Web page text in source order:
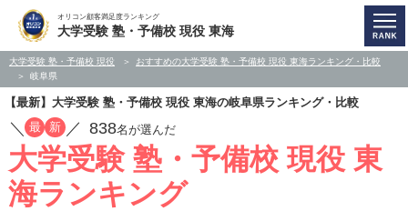
オリコン顧客満足度ランキング
大学受験 塾・予備校 現役 東海
大学受験 塾・予備校 現役
おすすめの大学受験 塾・予備校 現役 東海ランキング・比較
岐阜県
【最新】大学受験 塾・予備校 現役 東海の岐阜県ランキング・比較
／ 最 新 ／ 838名が選んだ
大学受験 塾・予備校 現役 東
海ランキング